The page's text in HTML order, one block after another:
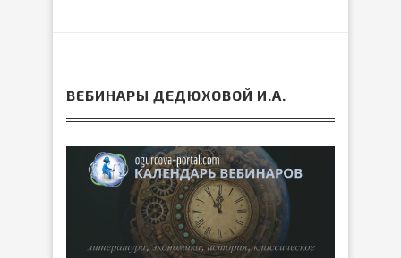
ВЕБИНАРЫ ДЕДЮХОВОЙ И.А.